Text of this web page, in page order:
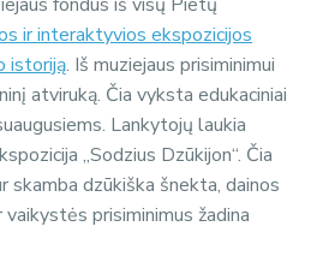
ir interaktyvios ekspozicijos
istoriją. Iš muziejaus prisiminimui
atviruką. Čia vyksta edukaciniai
Lankytojų laukia
„Sodzius Dzūkijon“. Čia
skamba dzūkiška šnekta, dainos
vaikystės prisiminimus žadina